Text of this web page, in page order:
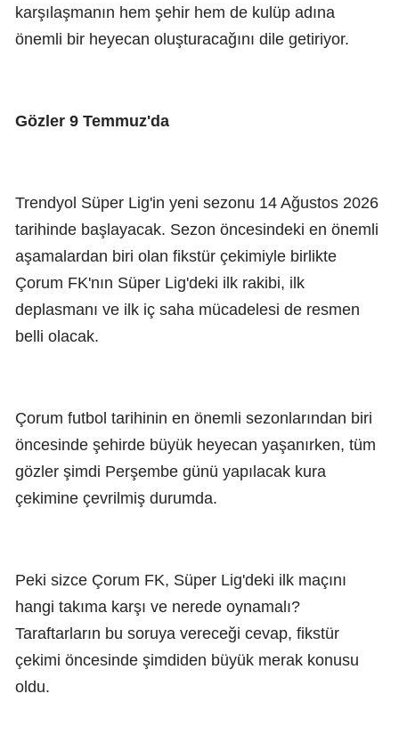
karşılaşmanın hem şehir hem de kulüp adına
önemli bir heyecan oluşturacağını dile getiriyor.
Gözler 9 Temmuz'da
Trendyol Süper Lig'in yeni sezonu 14 Ağustos 2026
tarihinde başlayacak. Sezon öncesindeki en önemli
aşamalardan biri olan fikstür çekimiyle birlikte
Çorum FK'nın Süper Lig'deki ilk rakibi, ilk
deplasmanı ve ilk iç saha mücadelesi de resmen
belli olacak.
Çorum futbol tarihinin en önemli sezonlarından biri
öncesinde şehirde büyük heyecan yaşanırken, tüm
gözler şimdi Perşembe günü yapılacak kura
çekimine çevrilmiş durumda.
Peki sizce Çorum FK, Süper Lig'deki ilk maçını
hangi takıma karşı ve nerede oynamalı?
Taraftarların bu soruya vereceği cevap, fikstür
çekimi öncesinde şimdiden büyük merak konusu
oldu.